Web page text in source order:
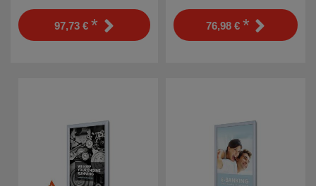
97,73 € * 76,98 € *